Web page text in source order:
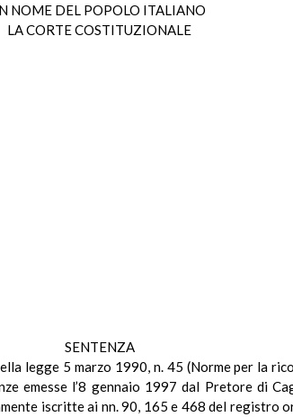
NOME DEL POPOLO ITALIANO
LA CORTE COSTITUZIONALE
SENTENZA
legge 5 marzo 1990, n. 45 (Norme per la
emesse l’8 gennaio 1997 dal Pretore di
iscritte ai nn. 90, 165 e 468 del registro